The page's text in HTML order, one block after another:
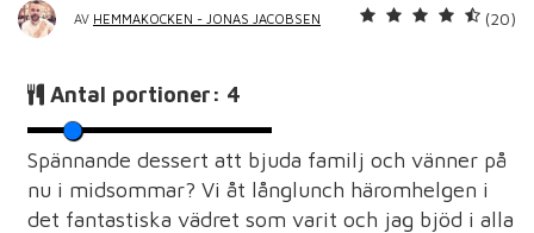
AV HEMMAKOCKEN - JONAS JACOBSEN (20)
Antal portioner: 4
Spännande dessert att bjuda familj och vänner på
nu i midsommar? Vi åt långlunch häromhelgen i
det fantastiska vädret som varit och jag bjöd i alla